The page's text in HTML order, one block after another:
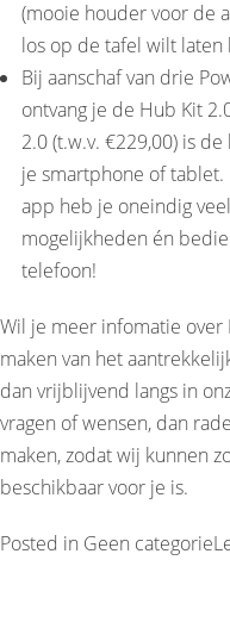
(mooie houder voor de
los op de tafel wilt laten
Bij aanschaf van drie
ontvang je de Hub Kit
2.0 (t.w.v. €229,00) is
je smartphone of
app heb je oneindig
mogelijkheden én
telefoon!
Wil je meer infomatie
maken van het
dan vrijblijvend langs in
vragen of wensen, dan
maken, zodat wij kunnen
beschikbaar voor je is.
Posted in Geen categorie